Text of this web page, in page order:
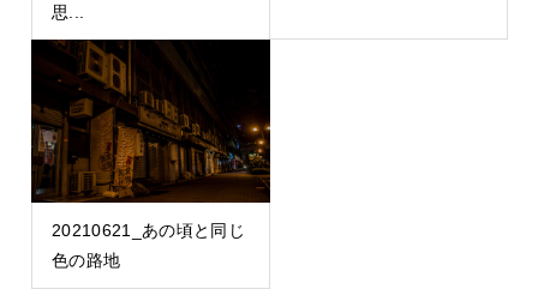
思...
20210621_あの頃と同じ
色の路地